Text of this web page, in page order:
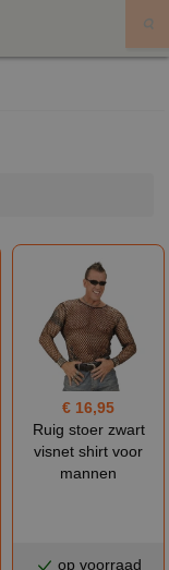
€ 16,95
Ruig stoer zwart
visnet shirt voor
mannen
op voorraad